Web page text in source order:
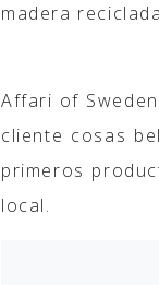
madera
Affari of
cliente cosas
primeros
local.